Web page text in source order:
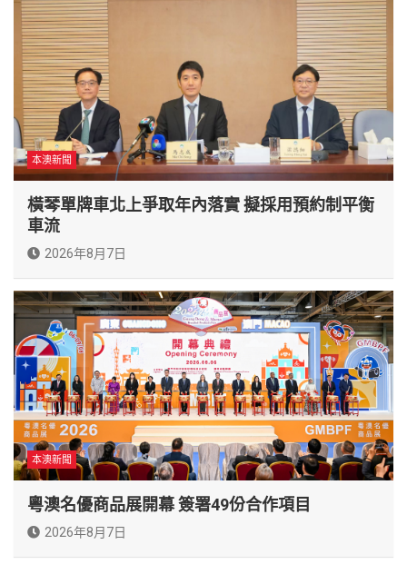
本澳新聞
橫琴單牌車北上爭取年內落實 擬採用預約制平衡
車流
2026年8月7日
本澳新聞
粵澳名優商品展開幕 簽署49份合作項目
2026年8月7日